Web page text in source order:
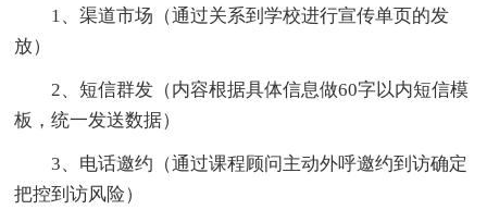
1、渠道市场（通过关系到学校进行宣传单页的发
放）
2、短信群发（内容根据具体信息做60字以内短信模
板，统一发送数据）
3、电话邀约（通过课程顾问主动外呼邀约到访确定
把控到访风险）